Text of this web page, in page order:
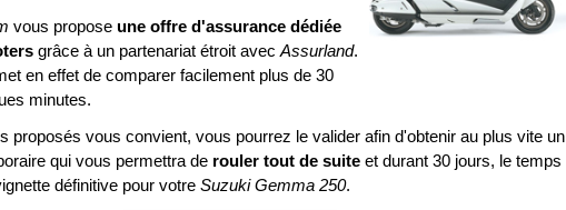
vous propose une offre d'assurance dédiée
grâce à un partenariat étroit avec Assurland.
en effet de comparer facilement plus de 30
minutes.
proposés vous convient, vous pourrez le valider afin d'obtenir au plus vite un
qui vous permettra de rouler tout de suite et durant 30 jours, le temps
définitive pour votre Suzuki Gemma 250.